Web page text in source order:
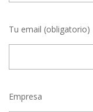
Tu email (obligatorio)
Empresa